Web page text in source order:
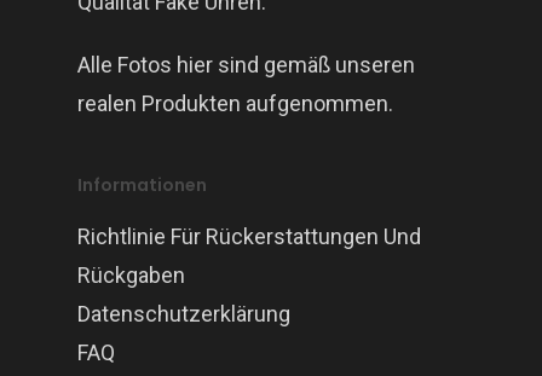
Alle Fotos hier sind gemäß unseren
realen Produkten aufgenommen.
Informationen
Richtlinie Für Rückerstattungen Und
Rückgaben
Datenschutzerklärung
FAQ